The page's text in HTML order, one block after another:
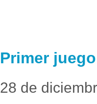
Primer
28 de